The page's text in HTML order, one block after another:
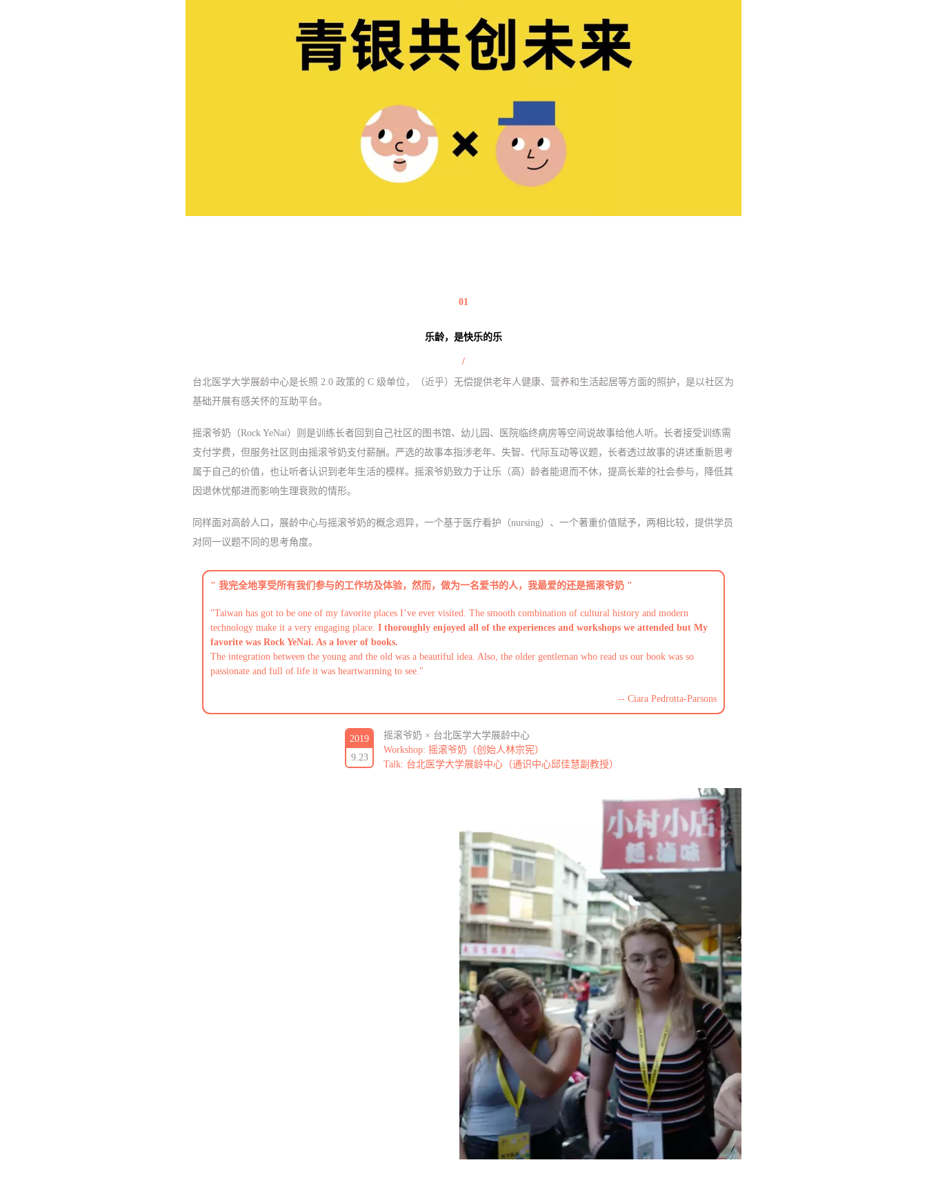
01
乐龄，是快乐的乐
/
台北医学大学展龄中心是长照 2.0 政策的 C 级单位，（近乎）无偿提供老年人健康、营养和生活起居等方面的照护，是以社区为
基础开展有感关怀的互助平台。
摇滚爷奶（Rock YeNai）则是训练长者回到自己社区的图书馆、幼儿园、医院临终病房等空间说故事给他人听。长者接受训练需
支付学费，但服务社区则由摇滚爷奶支付薪酬。严选的故事本指涉老年、失智、代际互动等议题，长者透过故事的讲述重新思考
属于自己的价值，也让听者认识到老年生活的模样。摇滚爷奶致力于让乐（高）龄者能退而不休，提高长辈的社会参与，降低其
因退休忧郁进而影响生理衰败的情形。
同样面对高龄人口，展龄中心与摇滚爷奶的概念迥异，一个基于医疗看护（nursing）、一个著重价值赋予，两相比较，提供学员
对同一议题不同的思考角度。
" 我完全地享受所有我们参与的工作坊及体验，然而，做为一名爱书的人，我最爱的还是摇滚爷奶 "
"Taiwan has got to be one of my favorite places I’ve ever visited. The smooth combination of cultural history and modern
technology make it a very engaging place. I thoroughly enjoyed all of the experiences and workshops we attended but My
favorite was Rock YeNai. As a lover of books.
The integration between the young and the old was a beautiful idea. Also, the older gentleman who read us our book was so
passionate and full of life it was heartwarming to see."
-- Ciara Pedrotta-Parsons
2019
9.23
摇滚爷奶 × 台北医学大学展龄中心
Workshop: 摇滚爷奶（创始人林宗宪）
Talk: 台北医学大学展龄中心（通识中心邱佳慧副教授）